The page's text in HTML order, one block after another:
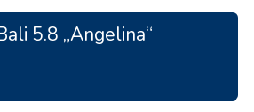
5.8 „Angelina“